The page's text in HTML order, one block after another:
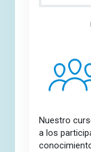
Nuestro
a los